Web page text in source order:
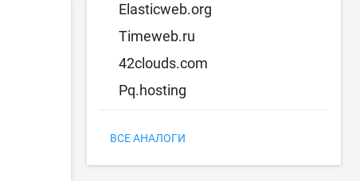
Elasticweb.org
Timeweb.ru
42clouds.com
Pq.hosting
ВСЕ АНАЛОГИ